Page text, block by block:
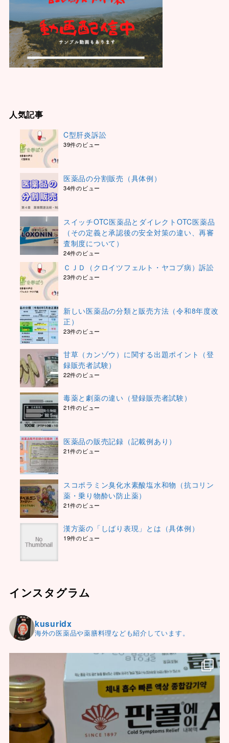
人気記事
C型肝炎訴訟
39件のビュー
医薬品の分割販売（具体例）
34件のビュー
スイッチOTC医薬品とダイレクトOTC医薬品
（その定義と承認後の安全対策の違い、再審
査制度について）
24件のビュー
ＣＪＤ（クロイツフェルト・ヤコブ病）訴訟
23件のビュー
新しい医薬品の分類と販売方法（令和8年度改
正）
23件のビュー
甘草（カンゾウ）に関する出題ポイント（登
録販売者試験）
22件のビュー
毒薬と劇薬の違い（登録販売者試験）
21件のビュー
医薬品の販売記録（記載例あり）
21件のビュー
スコポラミン臭化水素酸塩水和物（抗コリン
薬・乗り物酔い防止薬）
21件のビュー
漢方薬の「しばり表現」とは（具体例）
19件のビュー
インスタグラム
kusuridx
海外の医薬品や薬膳料理なども紹介しています。